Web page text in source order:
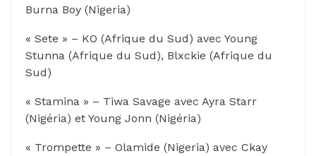
Burna Boy (Nigeria)
« Sete » – KO (Afrique du Sud) avec Young
Stunna (Afrique du Sud), Blxckie (Afrique du
Sud)
« Stamina » – Tiwa Savage avec Ayra Starr
(Nigéria) et Young Jonn (Nigéria)
« Trompette » – Olamide (Nigeria) avec Ckay